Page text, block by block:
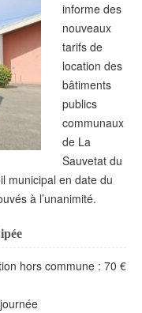
informe des
nouveaux
tarifs de
location des
bâtiments
publics
communaux
de La
Sauvetat du
municipal en date du
à l’unanimité.
hors commune : 70 €